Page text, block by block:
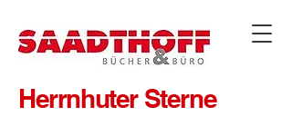
Herrnhuter Sterne